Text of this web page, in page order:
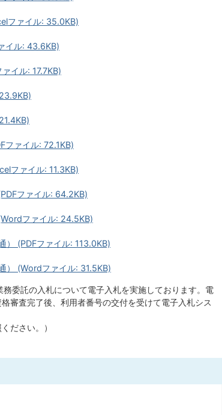
ファイル: 35.0KB)
イル: 43.6KB)
イル: 17.7KB)
ファイル: 72.1KB)
ファイル: 11.3KB)
ファイル: 64.2KB)
ファイル: 24.5KB)
） (PDFファイル: 113.0KB)
） (Wordファイル: 31.5KB)
委託の入札について電子入札を実施しております。電
審査完了後、利用者番号の交付を受けて電子入札シス
ださい。）